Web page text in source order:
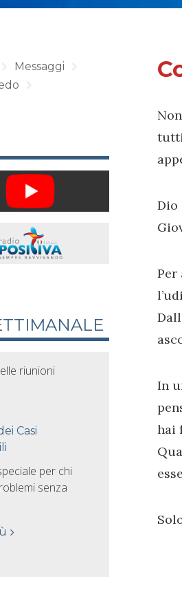
Dio
Per
In
hai
Messaggi
riunioni
Casi
per chi
senza